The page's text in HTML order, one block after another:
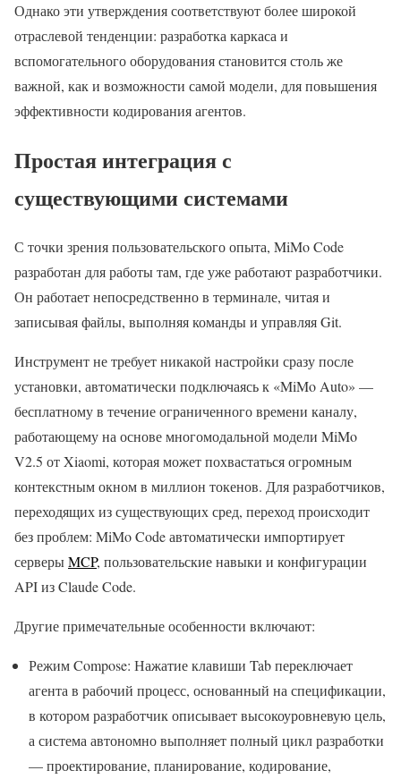
Однако эти утверждения соответствуют более широкой
отраслевой тенденции: разработка каркаса и
вспомогательного оборудования становится столь же
важной, как и возможности самой модели, для повышения
эффективности кодирования агентов.
Простая интеграция с
существующими системами
С точки зрения пользовательского опыта, MiMo Code
разработан для работы там, где уже работают разработчики.
Он работает непосредственно в терминале, читая и
записывая файлы, выполняя команды и управляя Git.
Инструмент не требует никакой настройки сразу после
установки, автоматически подключаясь к «MiMo Auto» —
бесплатному в течение ограниченного времени каналу,
работающему на основе многомодальной модели MiMo
V2.5 от Xiaomi, которая может похвастаться огромным
контекстным окном в миллион токенов. Для разработчиков,
переходящих из существующих сред, переход происходит
без проблем: MiMo Code автоматически импортирует
серверыMCP, пользовательские навыки и конфигурации
API из Claude Code.
Другие примечательные особенности включают:
Режим Compose: Нажатие клавиши Tab переключает
агента в рабочий процесс, основанный на спецификации,
в котором разработчик описывает высокоуровневую цель,
а система автономно выполняет полный цикл разработки
— проектирование, планирование, кодирование,